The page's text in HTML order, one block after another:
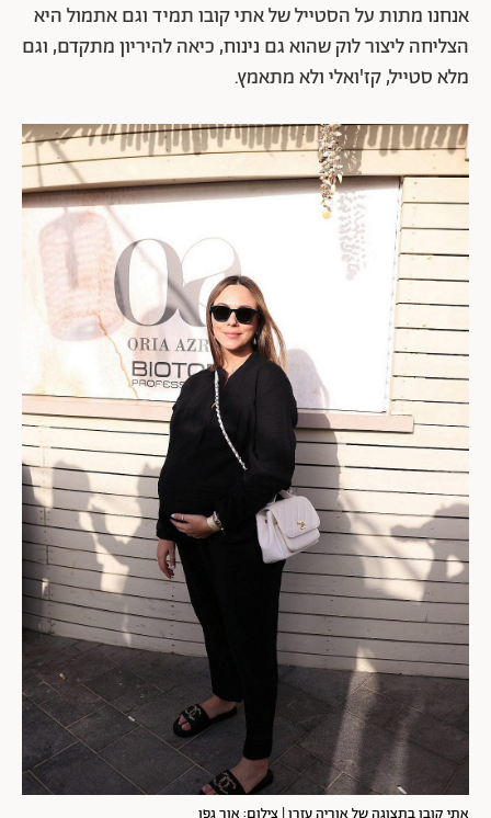
אנחנו מתות על הסטייל של אתי קובו תמיד וגם אתמול היא
הצליחה ליצור לוק שהוא גם נינוח, כיאה להיריון מתקדם, וגם
מלא סטייל, קז'ואלי ולא מתאמץ.